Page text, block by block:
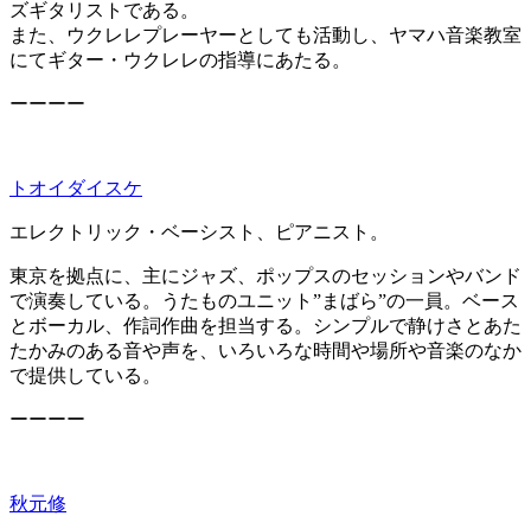
ズギタリストである。
また、ウクレレプレーヤーとしても活動し、ヤマハ音楽教室
にてギター・ウクレレの指導にあたる。
ーーーー
トオイダイスケ
エレクトリック・ベーシスト、ピアニスト。
東京を拠点に、主にジャズ、ポップスのセッションやバンド
で演奏している。うたものユニット”まばら”の一員。ベース
とボーカル、作詞作曲を担当する。シンプルで静けさとあた
たかみのある音や声を、いろいろな時間や場所や音楽のなか
で提供している。
ーーーー
秋元修